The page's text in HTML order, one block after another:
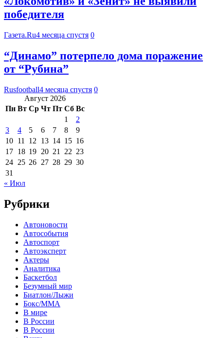
победителя
Газета.Ru4 месяца спустя 0
“Динамо” потерпело дома поражение
от “Рубина”
Rusfootball4 месяца спустя 0
Август 2026
Пн Вт Ср Чт Пт Сб Вс
1
2
3
4 5 6 7 8
9
10 11 12 13 14 15 16
17 18 19 20 21 22 23
24 25 26 27 28 29 30
31
« Июл
Рубрики
Автоновости
Автособытия
Автоспорт
Автоэксперт
Актеры
Аналитика
Баскетбол
Безумный мир
Биатлон/Лыжи
Бокс/MMA
В мире
В России
В России